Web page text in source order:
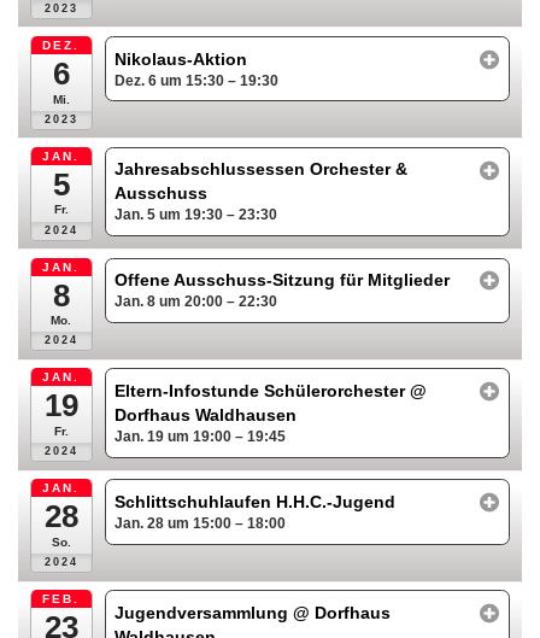
2023
DEZ.
6
Mi.
2023
Nikolaus-Aktion
Dez. 6 um 15:30 – 19:30
JAN.
5
Fr.
2024
Jahresabschlussessen Orchester &
Ausschuss
Jan. 5 um 19:30 – 23:30
JAN.
8
Mo.
2024
Offene Ausschuss-Sitzung für Mitglieder
Jan. 8 um 20:00 – 22:30
JAN.
19
Fr.
2024
Eltern-Infostunde Schülerorchester@
Dorfhaus Waldhausen
Jan. 19 um 19:00 – 19:45
JAN.
28
So.
2024
Schlittschuhlaufen H.H.C.-Jugend
Jan. 28 um 15:00 – 18:00
FEB.
23 Jugendversammlung@ Dorfhaus